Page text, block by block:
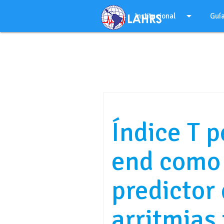
Institucional arrow_drop_down
Índice T
end como
predictor